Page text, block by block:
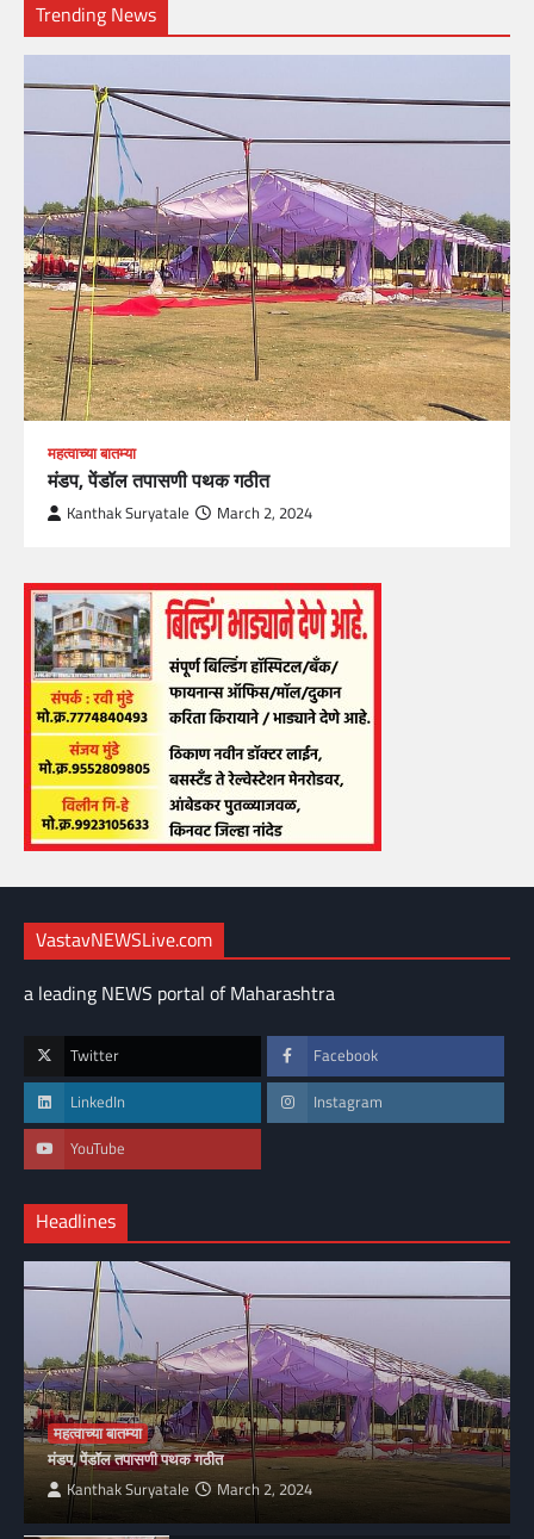
Trending News
महत्वाच्या बातम्या
मंडप, पेंडॉल तपासणी पथक गठीत
Kanthak Suryatale March 2, 2024
VastavNEWSLive.com
a leading NEWS portal of Maharashtra
Twitter Facebook
LinkedIn Instagram
YouTube
Headlines
महत्वाच्या बातम्या
मंडप, पेंडॉल तपासणी पथक गठीत
Kanthak Suryatale March 2, 2024